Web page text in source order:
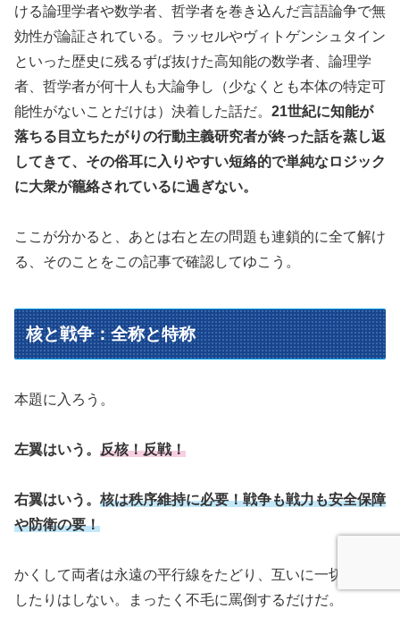
ける論理学者や数学者、哲学者を巻き込んだ言語論争で無
効性が論証されている。ラッセルやヴィトゲンシュタイン
といった歴史に残るずば抜けた高知能の数学者、論理学
者、哲学者が何十人も大論争し（少なくとも本体の特定可
能性がないことだけは）決着した話だ。 21世紀に知能が
落ちる目立ちたがりの行動主義研究者が終った話を蒸し返
してきて、その俗耳に入りやすい短絡的で単純なロジック
に大衆が籠絡されているに過ぎない。
ここが分かると、あとは右と左の問題も連鎖的に全て解け
る、そのことをこの記事で確認してゆこう。
核と戦争：全称と特称
本題に入ろう。
左翼はいう。 反核！反戦！
右翼はいう。 核は秩序維持に必要！戦争も戦力も安全保障
や防衛の要！
かくして両者は永遠の平行線をたどり、互いに一切、折衝
したりはしない。まったく不毛に罵倒するだけだ。